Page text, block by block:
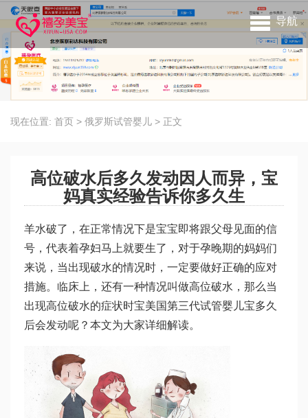
导航
现在位置: 首页 > 俄罗斯试管婴儿 > 正文
高位破水后多久发动因人而异，宝
妈真实经验告诉你多久生
羊水破了，在正常情况下是宝宝即将跟父母见面的信
号，代表着孕妇马上就要生了，对于孕晚期的妈妈们
来说，当出现破水的情况时，一定要做好正确的应对
措施。临床上，还有一种情况叫做高位破水，那么当
出现高位破水的症状时宝美国第三代试管婴儿宝多久
后会发动呢？本文为大家详细解读。